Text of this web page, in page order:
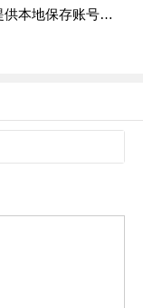
真·电子骨灰盒！《魔兽世界》国服将提供本地保存账号数据功能